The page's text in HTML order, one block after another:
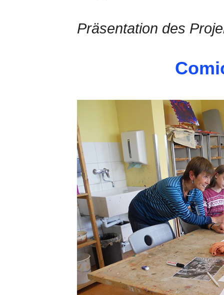
Präsentation des